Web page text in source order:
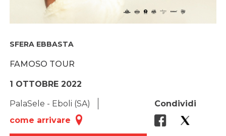
SFERA EBBASTA
FAMOSO TOUR
1 OTTOBRE 2022
PalaSele - Eboli (SA)
come arrivare
Condividi